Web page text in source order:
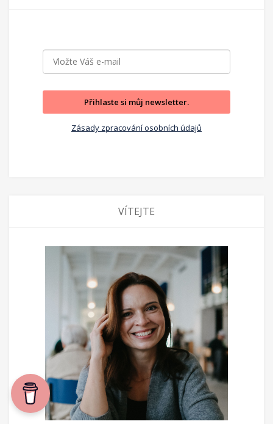
Přihlaste si můj newsletter.
Zásady zpracování osobních údajů
VÍTEJTE